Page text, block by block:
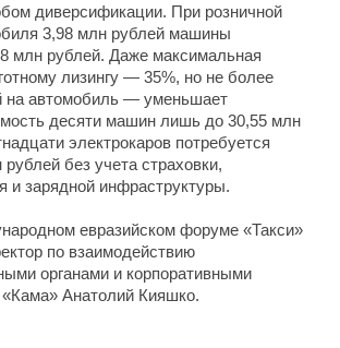
диверсификации. При розничной
3,98 млн рублей машины
млн рублей. Даже максимальная
лизингу — 35%, но не более
на автомобиль — уменьшает
десяти машин лишь до 30,55 млн
электрокаров потребуется
без учета страховки,
и зарядной инфраструктуры.
евразийском форуме «Такси»
по взаимодействию
органами и корпоративными
Анатолий Кияшко.